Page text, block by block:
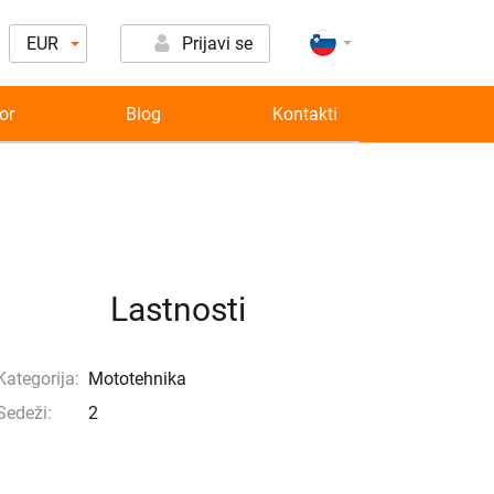
EUR Prijavi se
Blog Kontakti
Lastnosti
Mototehnika
2